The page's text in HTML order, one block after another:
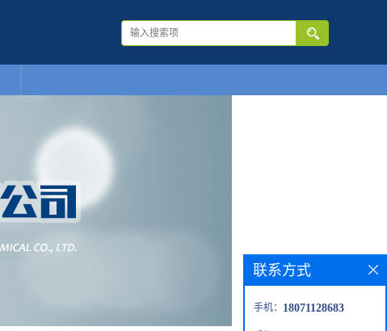
联系方式
手机： 18071128683